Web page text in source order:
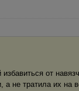
избавиться от
не тратила их на